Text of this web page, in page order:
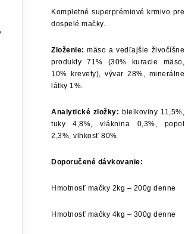
Kompletné superprémiové krmivo pre
dospelé mačky.
Zloženie:mäso a vedľajšie živočíšne
produkty 71% (30% kuracie mäso,
10% krevety), vývar 28%, minerálne
látky 1%.
Analytické zložky: bielkoviny 11,5%,
tuky 4,8%, vláknina 0,3%, popol
2,3%, vlhkosť 80%
Doporučené dávkovanie:
Hmotnosť mačky 2kg – 200g denne
Hmotnosť mačky 4kg – 300g denne